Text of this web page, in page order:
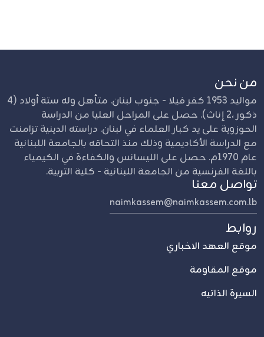
من نحن
مواليد 1953 كفر فيلا - جنوب لبنان. متأهل وله ستة أولاد (4
ذكور ،2 إناث). حصل على المراحل العليا من الدراسة
الحوزوية على يد كبار العلماء في لبنان. دراسته الدينية تزامنت
مع الدراسة الأكاديمية وذلك منذ التحاقه بالجامعة اللبنانية
عام 1970م. حصل على الليسانس والكفاءة في الكيمياء
باللغة الفرنسية من الجامعة اللبنانية - كلية التربية.
تواصل معنا
naimkassem@naimkassem.com.lb
روابط
موقع العهد الاخباري
موقع المقاومة
السيرة الذاتيه